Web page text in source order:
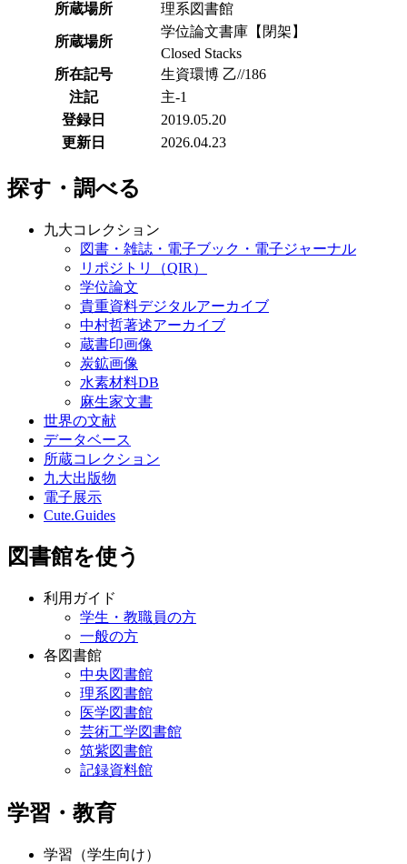
所蔵場所 理系図書館
所蔵場所
学位論文書庫【閉架】
Closed Stacks
所在記号
生資環博 乙//186
注記
主-1
登録日
2019.05.20
更新日
2026.04.23
探す・調べる
九大コレクション
図書・雑誌・電子ブック・電子ジャーナル
リポジトリ（QIR）
学位論文
貴重資料デジタルアーカイブ
中村哲著述アーカイブ
蔵書印画像
炭鉱画像
水素材料DB
麻生家文書
世界の文献
データベース
所蔵コレクション
九大出版物
電子展示
Cute.Guides
図書館を使う
利用ガイド
学生・教職員の方
一般の方
各図書館
中央図書館
理系図書館
医学図書館
芸術工学図書館
筑紫図書館
記録資料館
学習・教育
学習（学生向け）